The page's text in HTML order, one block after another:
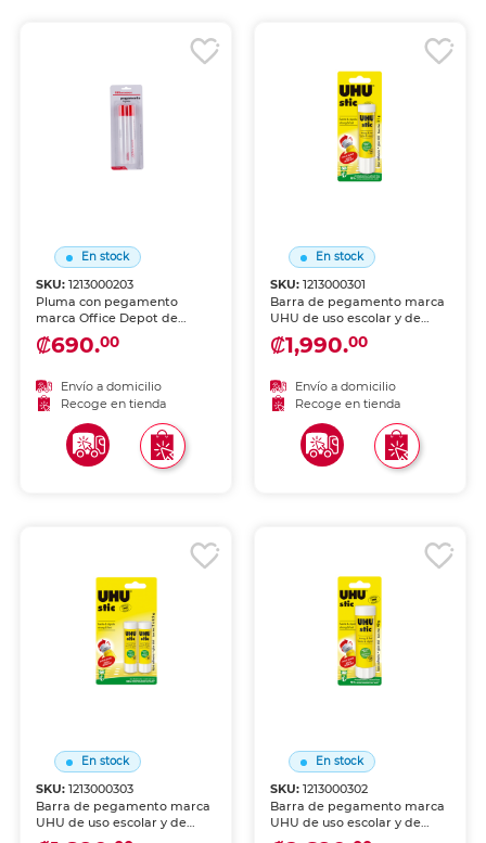
En stock
SKU:1213000203
Pluma con pegamento
marca Office Depot de
aplicación precisa. Permite
pegar áreas pequeñas con
desperdicio. Ideal para
manualidades, scrapbook y
oficina.
₡690.00
Envío a domicilio
Recoge en tienda
En stock
SKU: 1213000301
Barra de pegamento marca
UHU de uso escolar y de
oficina. Fórmula lavable, no
tóxica y de secado limpio
Aplicación uniforme sin
grumos, fácil de usar para
niños y adultos.
₡1,990.00
Envío a domicilio
Recoge en tienda
En stock
SKU:1213000303
Barra de pegamento marca
UHU de uso escolar y de
oficina. Fórmula lavable, no
En stock
SKU: 1213000302
Barra de pegamento marca
UHU de uso escolar y de
oficina. Fórmula lavable, no